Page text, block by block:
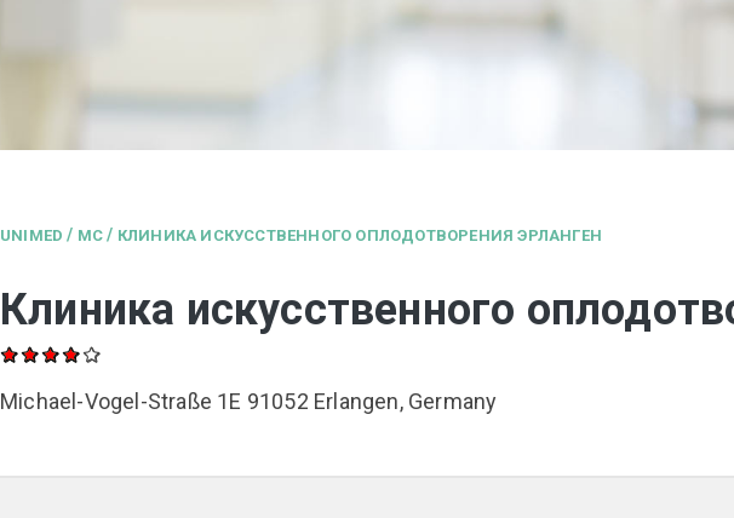
UNIMED / MC / КЛИНИКА ИСКУССТВЕННОГО ОПЛОДОТВОРЕНИЯ ЭРЛАНГЕН
Клиника искусственного
Michael-Vogel-Straße 1E 91052 Erlangen, Germany